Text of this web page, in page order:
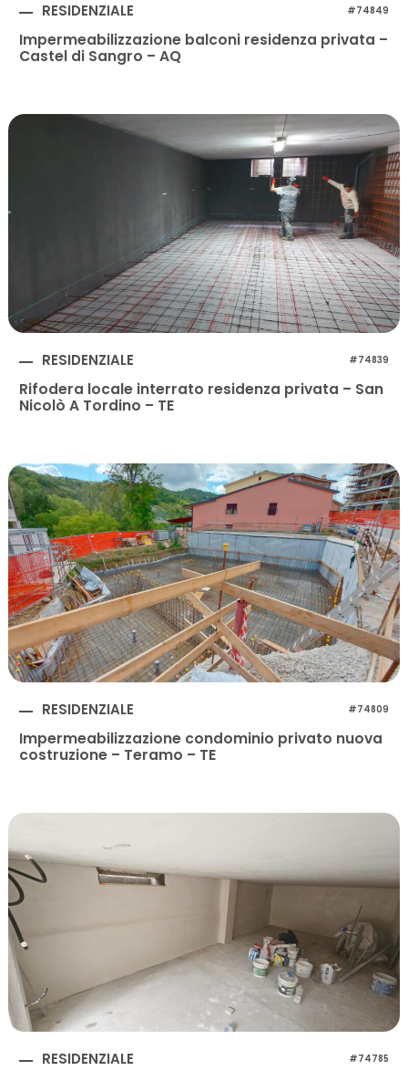
RESIDENZIALE #74849
Impermeabilizzazione balconi residenza privata –
Castel di Sangro – AQ
RESIDENZIALE #74839
Rifodera locale interrato residenza privata – San
Nicolò A Tordino – TE
RESIDENZIALE #74809
Impermeabilizzazione condominio privato nuova
costruzione – Teramo – TE
RESIDENZIALE #74785